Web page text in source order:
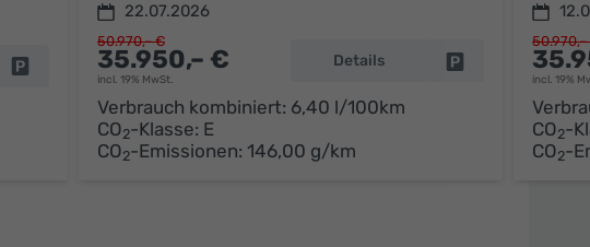
Fahrzeug parken
22.07.2026
35.950,– €
incl. 19% MwSt.
50.970,– €
Details Fahrzeug parken
Verbrauch kombiniert: 6,40 l/100km
CO2-Klasse: E
CO2-Emissionen: 146,00 g/km
incl. 19%
CO2-
CO2-